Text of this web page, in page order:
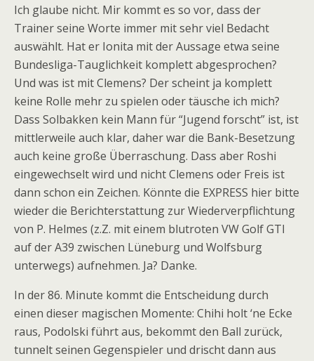
Ich glaube nicht. Mir kommt es so vor, dass der
Trainer seine Worte immer mit sehr viel Bedacht
auswählt. Hat er Ionita mit der Aussage etwa seine
Bundesliga-Tauglichkeit komplett abgesprochen?
Und was ist mit Clemens? Der scheint ja komplett
keine Rolle mehr zu spielen oder täusche ich mich?
Dass Solbakken kein Mann für “Jugend forscht” ist, ist
mittlerweile auch klar, daher war die Bank-Besetzung
auch keine große Überraschung. Dass aber Roshi
eingewechselt wird und nicht Clemens oder Freis ist
dann schon ein Zeichen. Könnte die EXPRESS hier bitte
wieder die Berichterstattung zur Wiederverpflichtung
von P. Helmes (z.Z. mit einem blutroten VW Golf GTI
auf der A39 zwischen Lüneburg und Wolfsburg
unterwegs) aufnehmen. Ja? Danke.
In der 86. Minute kommt die Entscheidung durch
einen dieser magischen Momente: Chihi holt ‘ne Ecke
raus, Podolski führt aus, bekommt den Ball zurück,
tunnelt seinen Gegenspieler und drischt dann aus